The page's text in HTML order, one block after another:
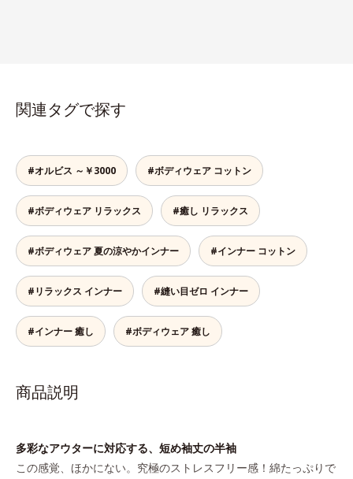
関連タグで探す
#オルビス ～￥3000 #ボディウェア コットン
#ボディウェア リラックス #癒し リラックス
#ボディウェア 夏の涼やかインナー #インナー コットン
#リラックス インナー #縫い目ゼロ インナー
#インナー 癒し #ボディウェア 癒し
商品説明
多彩なアウターに対応する、短め袖丈の半袖
この感覚、ほかにない。究極のストレスフリー感！綿たっぷりで